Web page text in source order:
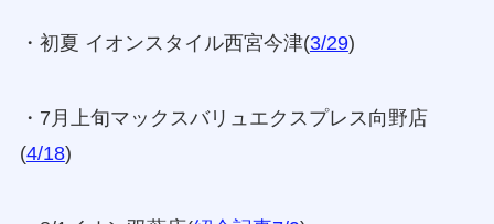
・初夏 イオンスタイル西宮今津(3/29)
・7月上旬マックスバリュエクスプレス向野店
(4/18)